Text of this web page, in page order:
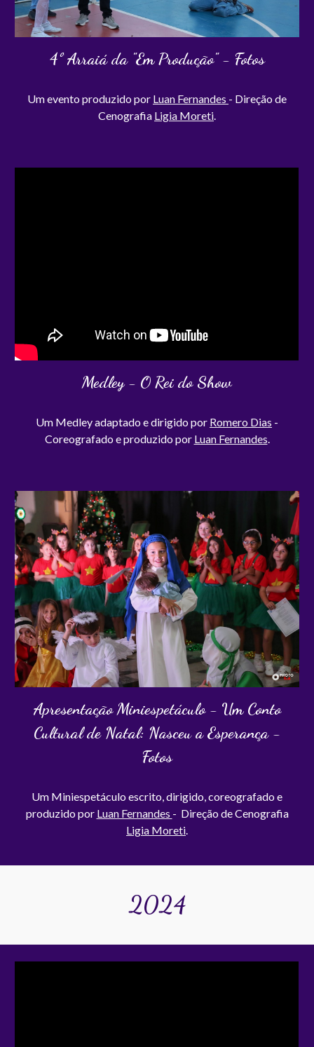
4º Arraiá da "Em Produção" - Fotos
Um evento produzido por Luan Fernandes - Direção de
Cenografia Ligia Moreti.
Medley- O Rei do Show
Um Medleyadaptado edirigidopor Romero Dias -
Coreografado e produzido por Luan Fernandes.
Apresentação Miniespetáculo- Um Conto
Cultural de Natal: Nasceu a Esperança -
Fotos
Um Miniespetáculoescrito, dirigido, coreografado e
produzido por Luan Fernandes - Direção de Cenografia
Ligia Moreti.
2024